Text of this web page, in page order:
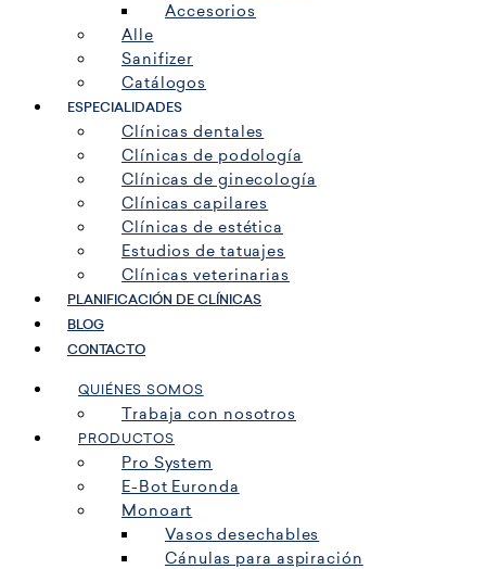
Accesorios
Alle
Sanifizer
Catálogos
ESPECIALIDADES
Clínicas dentales
Clínicas de podología
Clínicas de ginecología
Clínicas capilares
Clínicas de estética
Estudios de tatuajes
Clínicas veterinarias
PLANIFICACIÓN DE CLÍNICAS
BLOG
CONTACTO
QUIÉNES SOMOS
Trabaja con nosotros
PRODUCTOS
Pro System
E-Bot Euronda
Monoart
Vasos desechables
Cánulas para aspiración